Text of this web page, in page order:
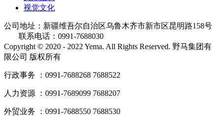
视觉文化
公司地址：新疆维吾尔自治区乌鲁木齐市新市区昆明路158号
联系电话：0991-7688030
Copyright © 2020 - 2022 Yema. All Rights Reserved. 野马集团有
限公司 版权所有
行政事务 ：0991-7688268 7688522
人力资源 ：0991-7689099 7688207
外贸业务 ：0991-7688550 7688530